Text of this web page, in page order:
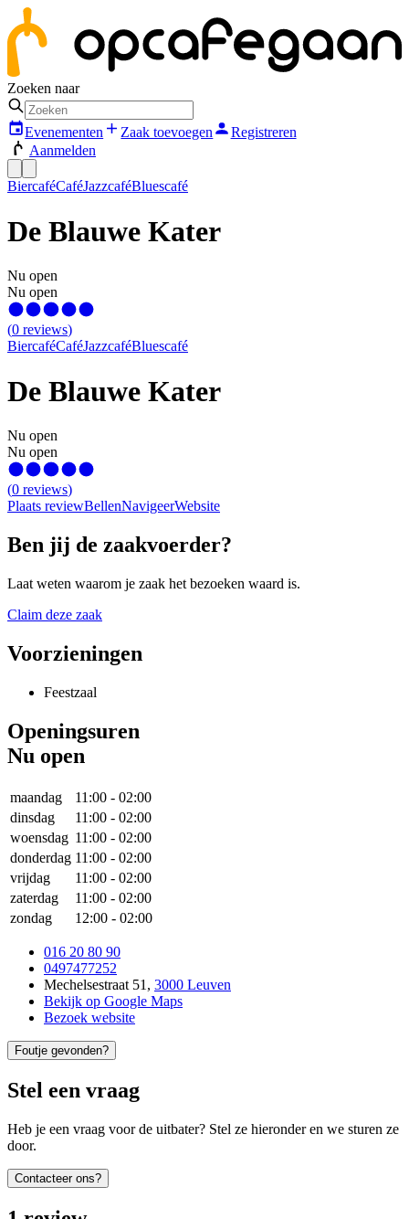
Zoeken naar
Evenementen Zaak toevoegen
Registreren
Aanmelden
BiercaféCaféJazzcaféBluescafé
De Blauwe Kater
Nu open
Nu open
(0 reviews)
BiercaféCaféJazzcaféBluescafé
De Blauwe Kater
Nu open
Nu open
(0 reviews)
Plaats reviewBellenNavigeerWebsite
Ben jij de zaakvoerder?
Laat weten waarom je zaak het bezoeken waard is.
Claim deze zaak
Voorzieningen
Feestzaal
Openingsuren
Nu open
maandag 11:00 - 02:00
dinsdag
11:00 - 02:00
woensdag 11:00 - 02:00
donderdag 11:00 - 02:00
vrijdag
11:00 - 02:00
zaterdag
11:00 - 02:00
zondag
12:00 - 02:00
016 20 80 90
0497477252
Mechelsestraat 51 , 3000 Leuven
Bekijk op Google Maps
Bezoek website
Foutje gevonden?
Stel een vraag
Heb je een vraag voor de uitbater? Stel ze hieronder en we sturen ze
door.
Contacteer ons?